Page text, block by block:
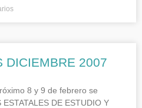
DICIEMBRE 2007
8 y 9 de febrero se
DE ESTUDIO Y